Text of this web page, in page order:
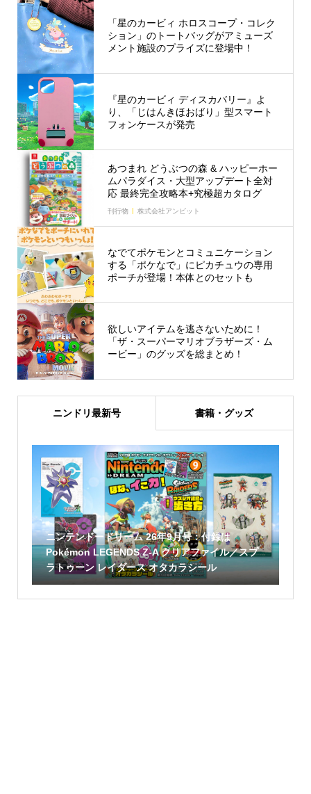
「星のカービィ ホロスコープ・コレク
ション」のトートバッグがアミューズ
メント施設のプライズに登場中！
『星のカービィ ディスカバリー』よ
り、「じはんきほおばり」型スマート
フォンケースが発売
あつまれ どうぶつの森 & ハッピーホー
ムパラダイス・大型アップデート全対
応 最終完全攻略本+究極超カタログ
刊行物 株式会社アンビット
なでてポケモンとコミュニケーション
する「ポケなで」にピカチュウの専用
ポーチが登場！本体とのセットも
欲しいアイテムを逃さないために！
「ザ・スーパーマリオブラザーズ・ム
ービー」のグッズを総まとめ！
ニンドリ最新号 書籍・グッズ
ニンテンドードリーム 26年9月号：付録は
Pokémon LEGENDS Z-A クリアファイル／スプ
ラトゥーン レイダース オタカラシール